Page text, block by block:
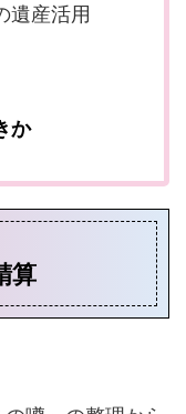
遺産活用
か
算